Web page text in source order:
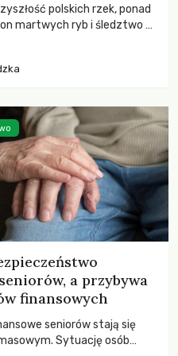
polskich rzek, ponad
martwych ryb i śledztwo z
by prace modernizacyjne
śmierci rzeki.
a przybywa
finansowych
seniorów stają się
Sytuację osób